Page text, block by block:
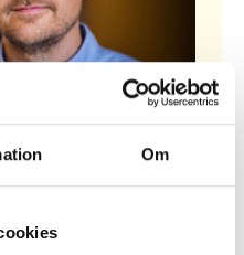
Om
har blivit en
i den förda